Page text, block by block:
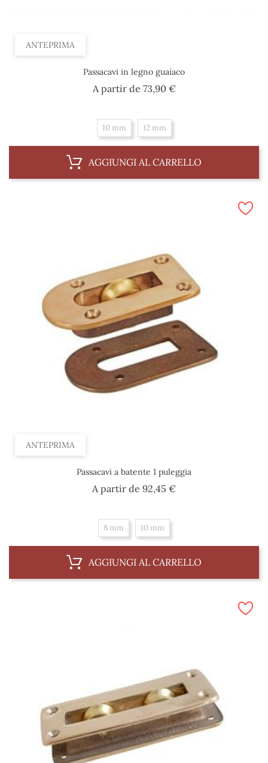
ANTEPRIMA
Passacavi in legno guaiaco
A partir de 73,90 €Prezzo
10 mm 12 mm
AGGIUNGI AL CARRELLO
ANTEPRIMA
Passacavi a batente 1 puleggia
A partir de 92,45 €Prezzo
8 mm 10 mm
AGGIUNGI AL CARRELLO